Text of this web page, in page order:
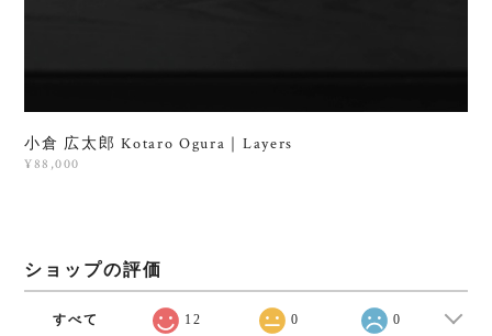
小倉 広太郎 Kotaro Ogura｜Layers
¥88,000
ショップの評価
すべて 12 0 0